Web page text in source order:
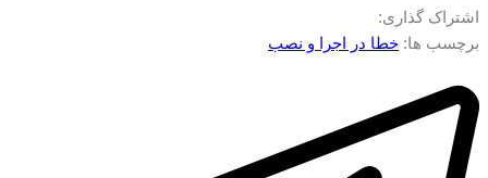
اشتراک گذاری:
برچسب ها: خطا در اجرا و نصب